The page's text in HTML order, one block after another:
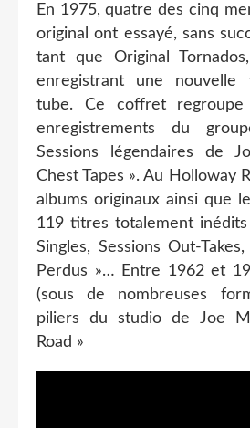
En 1975, quatre des cinq
original ont essayé, sans
tant que Original
enregistrant une
tube. Ce coffret regroupe
enregistrements du
Sessions légendaires de
Chest Tapes ». Au Holloway
albums originaux ainsi que
119 titres totalement
Singles, Sessions Out-
Perdus »… Entre 1962 et
(sous de nombreuses
piliers du studio de Joe
Road »